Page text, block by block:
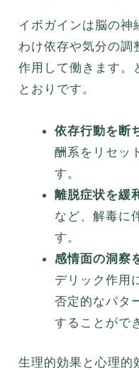
イボガインは脳の神
わけ依存や気分の調
作用して働きます。
とおりです。
依存行動を断
酬系をリセッ
す。
離脱症状を緩
など、解毒に
す。
感情面の洞察
デリック作用
否定的なパタ
することがで
生理的効果と心理的